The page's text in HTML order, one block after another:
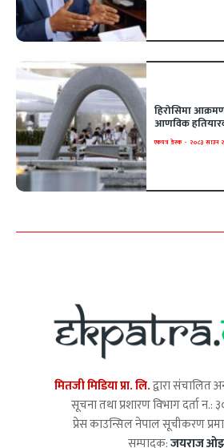
हिरोसिमा
आणविक
एकपत्र डेस्क - २०८३ साउन
मितजी मिडिया प्रा. लि.द्वारा संचालित
सूचना तथा प्रशारण विभाग दर्ता
प्रेस काउन्सिल नेपाल सूचीकरण
सम्पादक:जयराज